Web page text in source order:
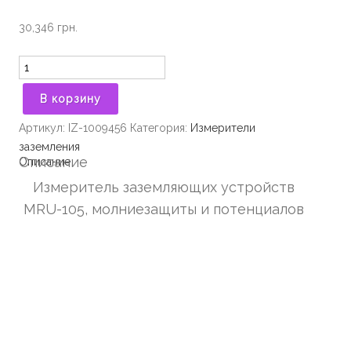
30,346 грн.
Количество
В корзину
Артикул: IZ-1009456 Категория: Измерители
заземления
Описание
Описание
Измеритель заземляющих устройств
MRU-105, молниезащиты и потенциалов